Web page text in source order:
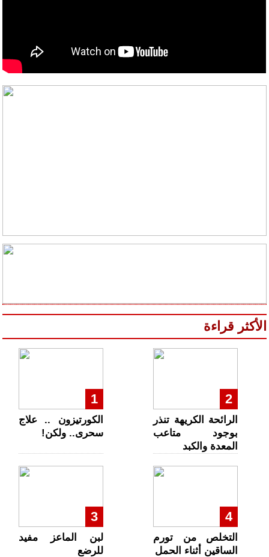
الأكثر قراءة
1
الكورتيزون .. علاج
سحرى.. ولكن!
2
الرائحة الكريهة تنذر
بوجود متاعب
المعدة والكبد
3
لبن الماعز مفيد
للرضع
4
التخلص من تورم
الساقين أثناء الحمل